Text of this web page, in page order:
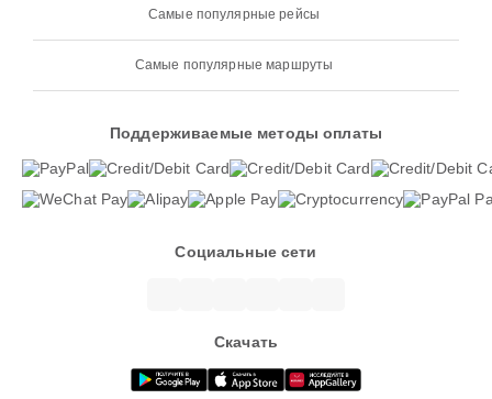
Самые популярные рейсы
Самые популярные маршруты
Поддерживаемые методы оплаты
Социальные сети
Скачать